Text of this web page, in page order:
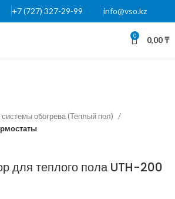
+7 (727) 327-29-99 info@vso.kz
0 0,00₸
обогрева (Теплый пол)
для теплого пола UTH-200